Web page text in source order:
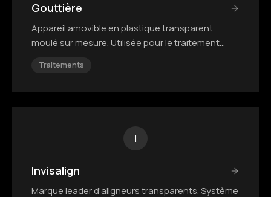
Gouttière
Appareil amovible en plastique transparent
moulé sur mesure. Utilisée pour le traitement
Traitements
I
Invisalign
Marque leader d'aligneurs transparents. Système